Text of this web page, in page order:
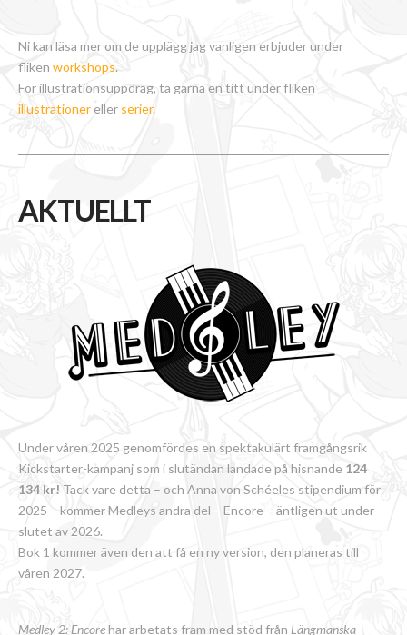
Ni kan läsa mer om de upplägg jag vanligen erbjuder under
fliken workshops.
För illustrationsuppdrag, ta gärna en titt under fliken
illustrationer eller serier.
AKTUELLT
Under våren 2025 genomfördes en spektakulärt framgångsrik
Kickstarter-kampanj som i slutändan landade på hisnande 124
134 kr! Tack vare detta – och Anna von Schéeles stipendium för
2025 – kommer Medleys andra del – Encore – äntligen ut under
slutet av 2026.
Bok 1 kommer även den att få en ny version, den planeras till
våren 2027.
Medley 2: Encorehar arbetats fram med stöd från Längmanska